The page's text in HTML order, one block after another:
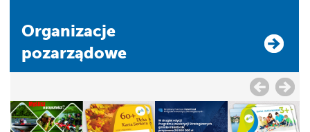
Organizacje
pozarządowe